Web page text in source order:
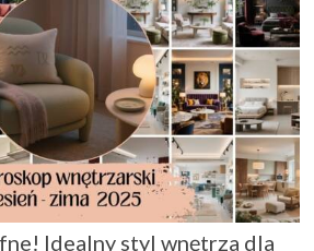
Idealny styl wnętrza dla